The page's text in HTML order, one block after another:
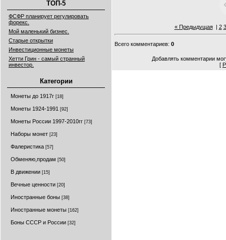
ТОП-5
ФСФР планирует регулировать
форекс.
Мой маленький бизнес.
Старые открытки
Инвестиционные монеты
Хетти Грин - самый странный
инвестор.
Категории
Монеты до 1917г [18]
Монеты 1924-1991 [92]
Монеты России 1997-2010гг [73]
Наборы монет [23]
Фалеристика [57]
Обменяю,продам [50]
В движении [15]
Вечные ценности [20]
Иностранные боны [38]
Иностранные монеты [162]
Боны СССР и России [32]
« Предыдущая| 2 3
Всего комментариев: 0
Добавлять комментарии
[